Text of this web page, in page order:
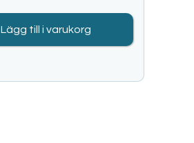
Lägg till i varukorg